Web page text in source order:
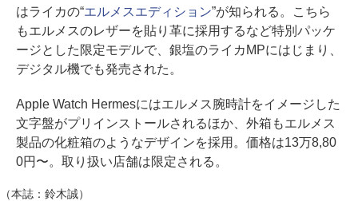
はライカの“エルメスエディション”が知られる。こちら
もエルメスのレザーを貼り革に採用するなど特別パッケ
ージとした限定モデルで、銀塩のライカMPにはじまり、
デジタル機でも発売された。
Apple Watch Hermesにはエルメス腕時計をイメージした
文字盤がプリインストールされるほか、外箱もエルメス
製品の化粧箱のようなデザインを採用。価格は13万8,80
0円〜。取り扱い店舗は限定される。
（本誌：鈴木誠）